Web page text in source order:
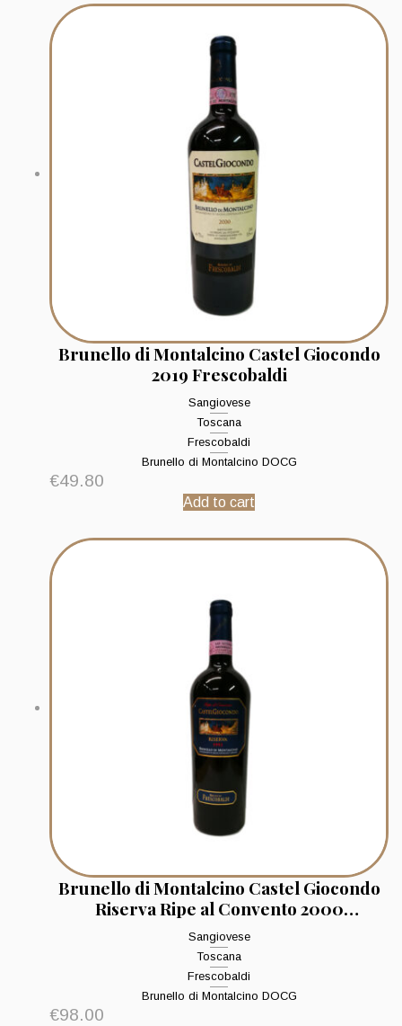
Brunello di Montalcino Castel Giocondo
2019 Frescobaldi
Sangiovese
Toscana
Frescobaldi
Brunello di Montalcino DOCG
€49.80
Add to cart
Brunello di Montalcino Castel Giocondo
Riserva Ripe al Convento 2000
Frescobaldi
Sangiovese
Toscana
Frescobaldi
Brunello di Montalcino DOCG
€98.00